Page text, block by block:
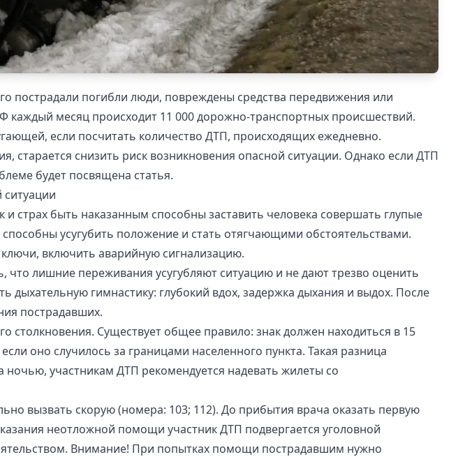
пострадали погибли люди, повреждены средства передвижения или
месяц происходит 11 000 дорожно-транспортных происшествий.
если посчитать количество ДТП, происходящих ежедневно.
снизить риск возникновения опасной ситуации. Однако если ДТП
будет посвящена статья.
страх быть наказанным способны заставить человека совершать глупые
усугубить положение и стать отягчающими обстоятельствами.
включить аварийную сигнализацию.
лишние переживания усугубляют ситуацию и не дают трезво оценить
дыхательную гимнастику: глубокий вдох, задержка дыхания и выдох. После
пострадавших.
столкновения. Существует общее правило: знак должен находиться в 15
оно случилось за границами населенного пункта. Такая разница
участникам ДТП рекомендуется надевать жилеты со
вызвать скорую (номера: 103; 112). До прибытия врача оказать первую
неотложной помощи участник ДТП подвергается уголовной
Внимание! При попытках помощи пострадавшим нужно